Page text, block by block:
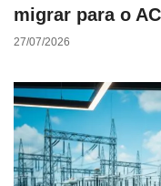
migrar para o
27/07/2026